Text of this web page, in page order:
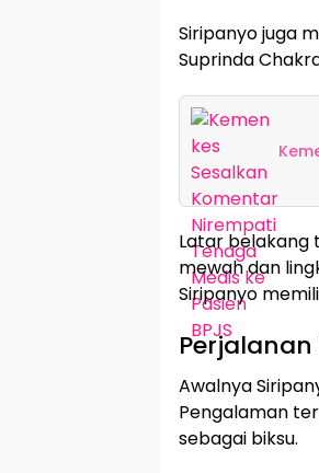
Siripanyo juga
Suprinda
Latar belakang
mewah dan
Siripanyo
Awalnya
Pengalaman
sebagai biksu.